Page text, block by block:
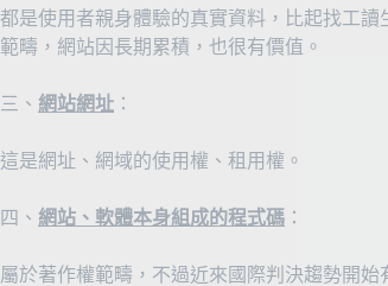
都是使用者親身體驗的真實資料，比起找工
範疇，網站因長期累積，也很有價值。
三、 網站網址 ：
這是網址、網域的使用權、租用權。
四、 網站、軟體本身組成的程式碼 ：
屬於著作權範疇，不過近來國際判決趨勢開始